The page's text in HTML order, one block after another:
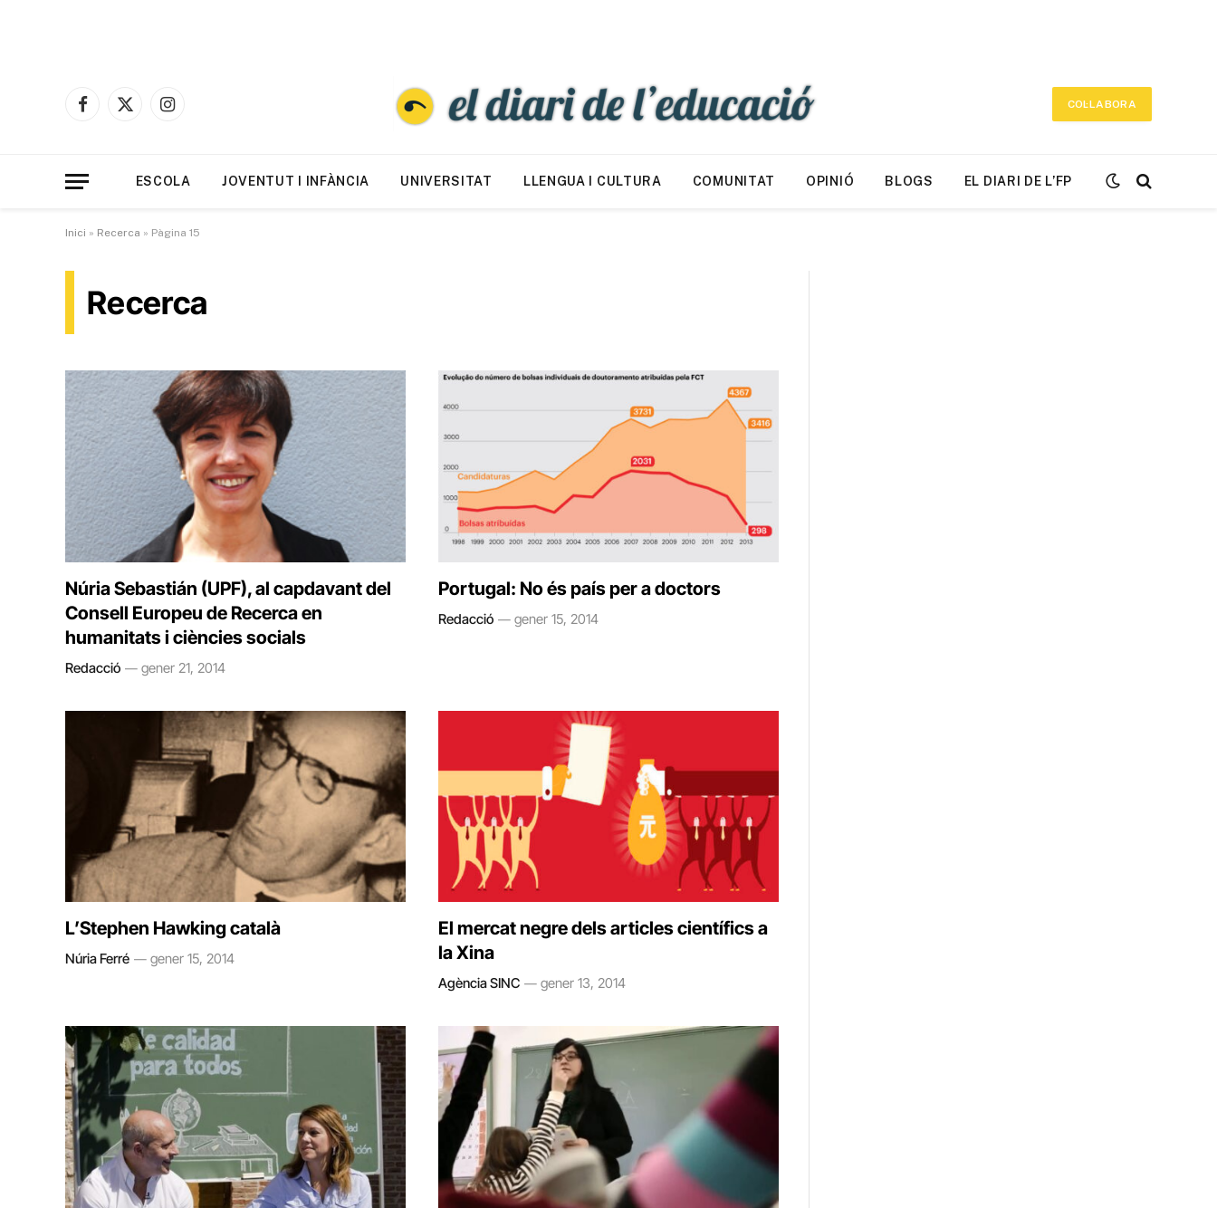
Facebook
X
Instagram
COL·LABORA
ESCOLA JOVENTUT I INFÀNCIA UNIVERSITAT LLENGUA I CULTURA COMUNITAT OPINIÓ BLOGS EL DIARI DE L’FP
Inici » Recerca » Pàgina 15
Recerca
Núria Sebastián (UPF), al capdavant del
Consell Europeu de Recerca en
humanitats i ciències socials
Redacció gener 21, 2014
Portugal: No és país per a doctors
Redacció gener 15, 2014
L’Stephen Hawking català
Núria Ferré gener 15, 2014
El mercat negre dels articles científics a
la Xina
Agència SINC gener 13, 2014